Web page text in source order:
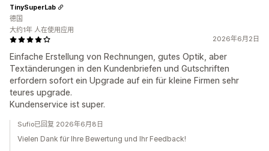
2026年6月2日
Einfache Erstellung von Rechnungen, gutes Optik, aber
Textänderungen in den Kundenbriefen und Gutschriften
erfordern sofort ein Upgrade auf ein für kleine Firmen sehr
teures upgrade.
Kundenservice ist super.
TinySuperLab
德国
大约1年 人在使用应用
Sufio已回复 2026年6月8日
Vielen Dank für Ihre Bewertung und Ihr Feedback!